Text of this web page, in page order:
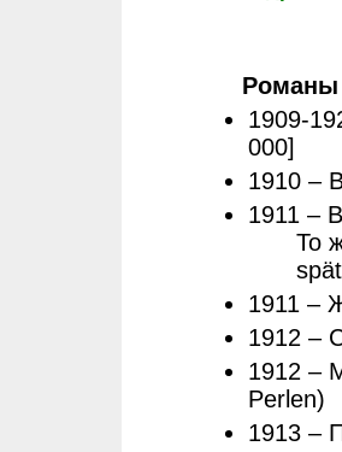
Романы
1909-
000]
1910 –
1911 –
То
1911 –
1912 –
1912 –
Perlen)
1913 –